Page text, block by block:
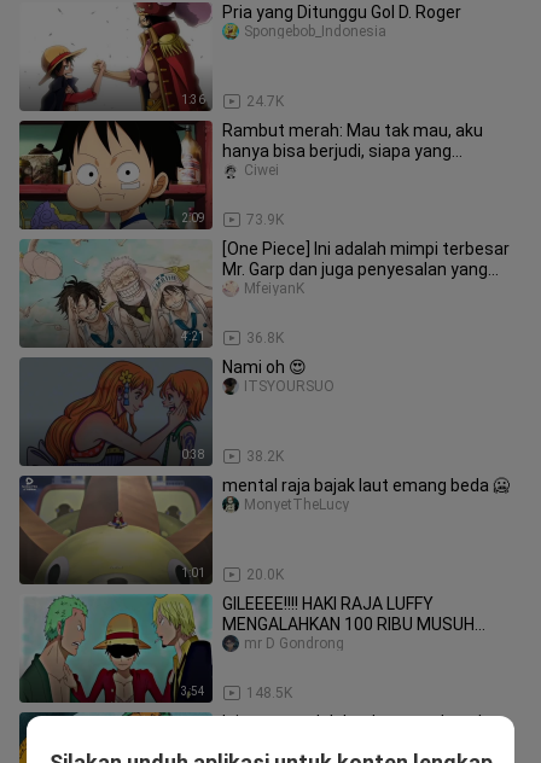
1:36
Pria yang Ditunggu Gol D. Roger
24.7K
Spongebob_Indonesia
2:09
Rambut merah: Mau tak mau, aku
hanya bisa berjudi, siapa yang
menyuruh anak ini memakan buah
73.9K
Ciwei
4:21
[One Piece] Ini adalah mimpi terbesar
Mr. Garp dan juga penyesalan yang
paling menyakitkan
36.8K
MfeiyanK
0:38
Nami oh 😍
38.2K
ITSYOURSUO
1:01
mental raja bajak laut emang beda 🥶
20.0K
MonyetTheLucy
3:54
GILEEEE!!!! HAKI RAJA LUFFY
MENGALAHKAN 100 RIBU MUSUH
SEKALIGUS musuh auto ketar ketir
148.5K
mr D Gondrong
Ini semua adalah adegan terkenal